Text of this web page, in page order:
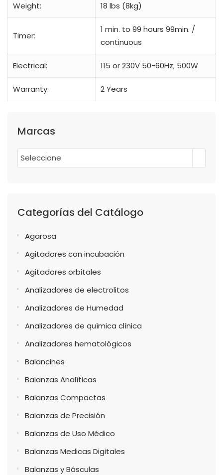
Weight: 18 lbs (8kg)
Timer:
1 min. to 99 hours 99min. /
continuous
Electrical: 115 or 230V 50-60Hz; 500W
Warranty: 2 Years
Marcas
Seleccione
Categorías del Catálogo
Agarosa
Agitadores con incubación
Agitadores orbitales
Analizadores de electrolitos
Analizadores de Humedad
Analizadores de química clínica
Analizadores hematológicos
Balancines
Balanzas Analíticas
Balanzas Compactas
Balanzas de Precisión
Balanzas de Uso Médico
Balanzas Medicas Digitales
Balanzas y Básculas